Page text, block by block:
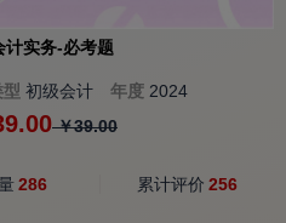
计实务-必考题
型 初级会计 年度 2024
￥39.00
286 累计评价 256